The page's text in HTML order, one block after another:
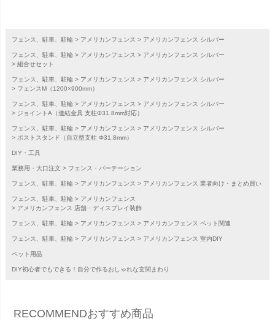
フェンス、駐車、駐輪 アメリカンフェンス アメリカンフェンス シルバー
フェンス、駐車、駐輪 アメリカンフェンス
アメリカンフェンス シルバー
組合せセット
フェンス、駐車、駐輪 アメリカンフェンス
アメリカンフェンス シルバー
フェンスM（1200×900mm）
フェンス、駐車、駐輪 アメリカンフェンス
アメリカンフェンス シルバー
ジョイントA（連結金具 支柱Φ31.8mm対応）
フェンス、駐車、駐輪 アメリカンフェンス
アメリカンフェンス シルバー
ポストスタンド（自立型支柱 Φ31.8mm）
DIY・工具
業務用・大口注文 フェンス・パーテーション
フェンス、駐車、駐輪 アメリカンフェンス アメリカンフェンス 業者向け・まとめ買い
フェンス、駐車、駐輪
アメリカンフェンス
アメリカンフェンス 店舗・ディスプレイ装飾
フェンス、駐車、駐輪 アメリカンフェンス アメリカンフェンス ペット関連
フェンス、駐車、駐輪 アメリカンフェンス アメリカンフェンス 室内DIY
ペット用品
DIY初心者でもできる！自分で作るおしゃれな玄関まわり
RECOMMENDおすすめ商品